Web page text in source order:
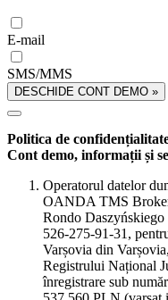
E-mail
SMS/MMS
DESCHIDE CONT DEMO »
Politica de
Cont demo, informații și
Operatorul datelor
OANDA TMS
Rondo
526-275-91-31,
Varșovia din
Registrului Național
înregistrare sub